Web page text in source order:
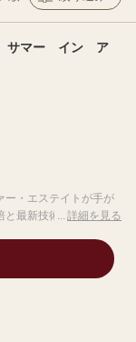
サマー イン ア
ー・エステイトが手が
と最新技術の融合が生
そして繊細なミネラル
の夏」という名にふさ
詳細を見る